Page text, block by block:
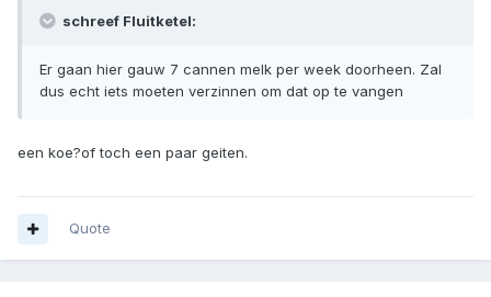
schreef Fluitketel:
Er gaan hier gauw 7 cannen melk per week doorheen. Zal
dus echt iets moeten verzinnen om dat op te vangen
een koe?of toch een paar geiten.
Quote